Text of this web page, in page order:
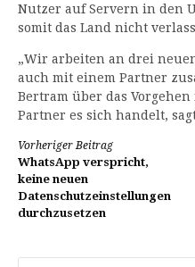
Nutzer auf Servern in den
somit das Land nicht
„Wir arbeiten an drei
auch mit einem Partner
Bertram über das
Partner es sich handelt,
Weiterlesen
Vorheriger Beitrag
WhatsApp verspricht,
keine neuen
Datenschutzeinstellungen
durchzusetzen